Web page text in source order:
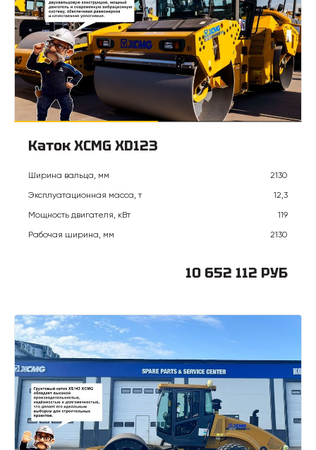
Каток XCMG XD123
Ширина вальца, мм
2130
Эксплуатационная масса, т
12,3
Мощность двигателя, кВт
119
Рабочая ширина, мм
2130
10 652 112 РУБ